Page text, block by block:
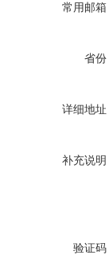
常用邮箱
省份
详细地址
补充说明
验证码